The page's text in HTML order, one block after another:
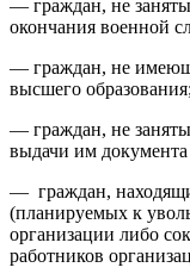
— граждан, не
окончания военной
— граждан, не
высшего образования;
— граждан, не
выдачи им
— граждан,
(планируемых к
организации либо
работников